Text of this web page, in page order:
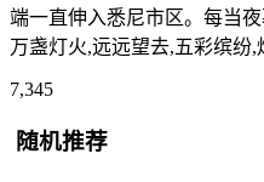
端一直伸入悉尼市区。每当
万盏灯火,远远望去,五彩缤纷,
7,345
随机推荐